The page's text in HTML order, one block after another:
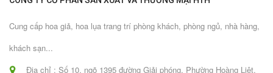
Cung cấp hoa giả, hoa lụa trang trí phòng khách, phòng ngủ, nhà hàng,
khách sạn...
Địa chỉ : Số 10, ngõ 1395 đường Giải phóng, Phường Hoàng Liệt,